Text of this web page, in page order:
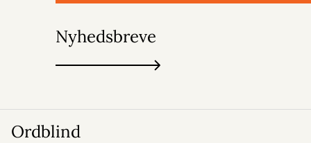
Nyhedsbreve
Ordblind